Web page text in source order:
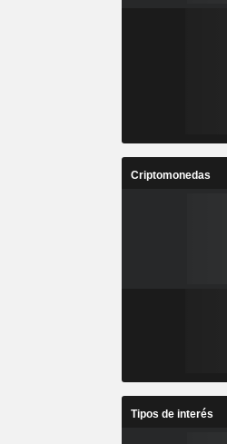
Criptomonedas
Tipos de interés